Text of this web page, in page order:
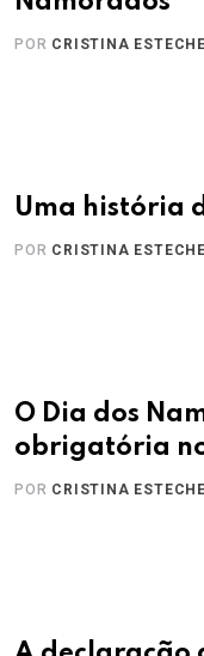
POR CRISTINA ESTECHE
Uma história
POR CRISTINA ESTECHE
O Dia dos
obrigatória
POR CRISTINA ESTECHE